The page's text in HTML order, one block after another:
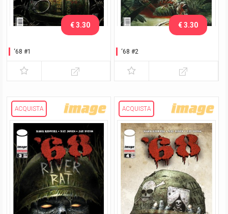
‘68 #1
€ 3.30
‘68 #2
€ 3.30
ACQUISTA ACQUISTA